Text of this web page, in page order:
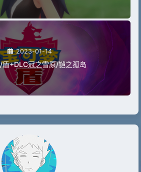
2023-01-14
盾+DLC冠之雪原/铠之孤岛